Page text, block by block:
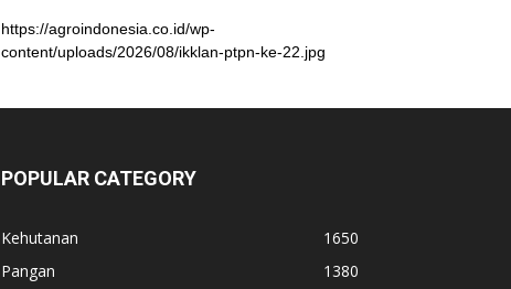
https://agroindonesia.co.id/wp-
content/uploads/2026/08/ikklan-ptpn-ke-22.jpg
POPULAR CATEGORY
Kehutanan
1650
Pangan
1380